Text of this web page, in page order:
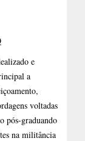
e
a
voltadas
pós-graduando
na militância